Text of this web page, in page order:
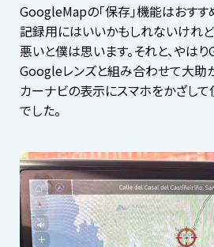
GoogleMapの「保存」機能はおすす
記録用にはいいかもしれないけれ
悪いと僕は思います。それと、やは
Googleレンズと組み合わせて大助
カーナビの表示にスマホをかざし
でした。